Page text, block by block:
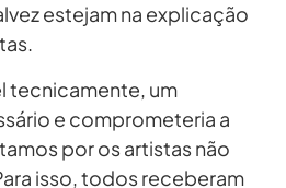
estejam na explicação
tecnicamente, um
e comprometeria a
por os artistas não
isso, todos receberam